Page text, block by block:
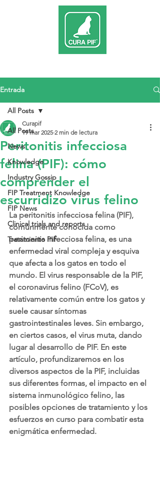
Entrada
All Posts
News
Knowledge
Industry Gossip
FIP Treatment Knowledge
FIP News
Clinical trials and reports
Tratamiento PIF
All Posts
Peritonitis infecciosa
felina (PIF): cómo
comprender el
escurridizo virus felino
Curapif
19 mar 2025 2 min de lectura
La peritonitis infecciosa felina (PIF),
comúnmente conocida como
peritonitis infecciosa felina, es una
enfermedad viral compleja y esquiva
que afecta a los gatos en todo el
mundo. El virus responsable de la PIF,
el coronavirus felino (FCoV), es
relativamente común entre los gatos y
suele causar síntomas
gastrointestinales leves. Sin embargo,
en ciertos casos, el virus muta, dando
lugar al desarrollo de PIF. En este
artículo, profundizaremos en los
diversos aspectos de la PIF, incluidas
sus diferentes formas, el impacto en el
sistema inmunológico felino, las
posibles opciones de tratamiento y los
esfuerzos en curso para combatir esta
enigmática enfermedad.